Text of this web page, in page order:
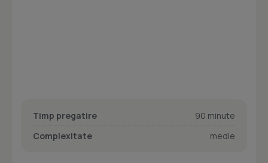
Timp pregatire
90 minute
Complexitate
medie